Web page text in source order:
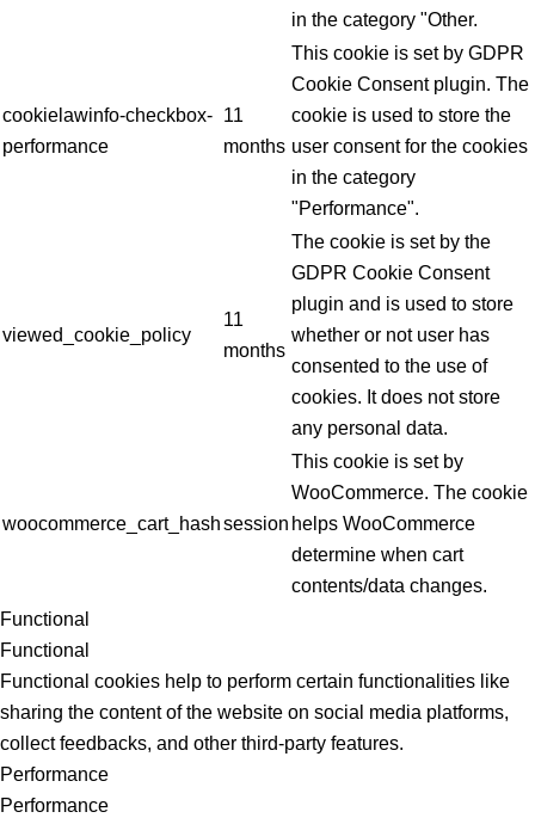
in the category "Other.
cookielawinfo-checkbox-
performance
11
months
This cookie is set by GDPR
Cookie Consent plugin. The
cookie is used to store the
user consent for the cookies
in the category
"Performance".
viewed_cookie_policy
11
months
The cookie is set by the
GDPR Cookie Consent
plugin and is used to store
whether or not user has
consented to the use of
cookies. It does not store
any personal data.
woocommerce_cart_hashsession
This cookie is set by
WooCommerce. The cookie
helps WooCommerce
determine when cart
contents/data changes.
Functional
Functional
Functional cookies help to perform certain functionalities like
sharing the content of the website on social media platforms,
collect feedbacks, and other third-party features.
Performance
Performance